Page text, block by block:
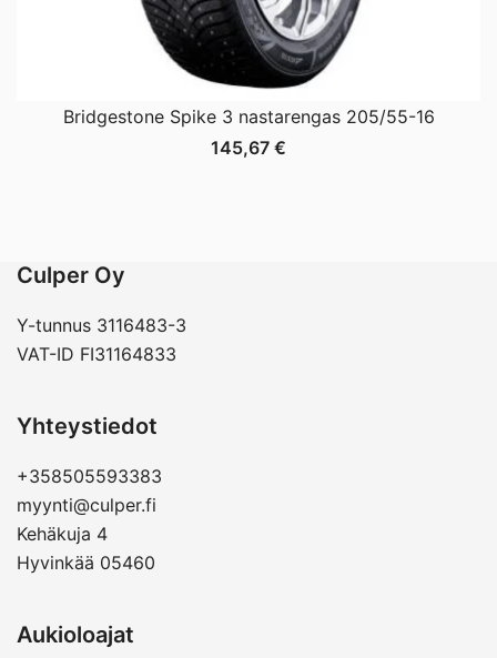
Bridgestone Spike 3 nastarengas 205/55-16
145,67 €
Culper Oy
Y-tunnus 3116483-3
VAT-ID FI31164833
Yhteystiedot
+358505593383
myynti@culper.fi
Kehäkuja 4
Hyvinkää 05460
Aukioloajat